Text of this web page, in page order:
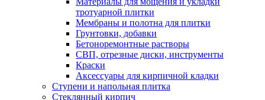
тротуарной плитки
Мембраны и полотна для плитки
Грунтовки, добавки
Бетоноремонтные растворы
СВП, отрезные диски, инструменты
Краски
Аксессуары для кирпичной кладки
Ступени и напольная плитка
Cтеклянный кирпич